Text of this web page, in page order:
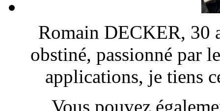
Romain DECKER, 30
obstiné, passionné par
applications, je tiens
Vous pouvez